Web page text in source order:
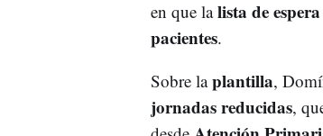
en que lalista de espera
pacientes.
Sobre laplantilla,
jornadas reducidas,